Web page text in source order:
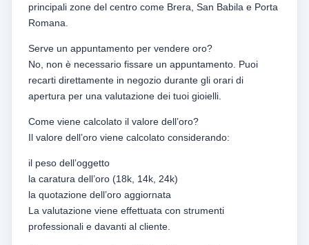
principali zone del centro come Brera, San Babila e Porta
Romana.
Serve un appuntamento per vendere oro?
No, non è necessario fissare un appuntamento. Puoi
recarti direttamente in negozio durante gli orari di
apertura per una valutazione dei tuoi gioielli.
Come viene calcolato il valore dell’oro?
Il valore dell’oro viene calcolato considerando:
il peso dell’oggetto
la caratura dell’oro (18k, 14k, 24k)
la quotazione dell’oro aggiornata
La valutazione viene effettuata con strumenti
professionali e davanti al cliente.